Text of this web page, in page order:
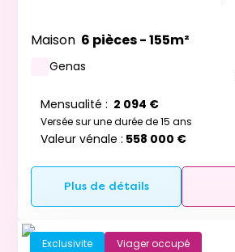
Maison 6 pièces - 155m²
Genas
Mensualité : 2 094 €
Versée sur une durée de 15 ans
Valeur vénale : 558 000 €
Plus de détails
Exclusivite Viager occupé